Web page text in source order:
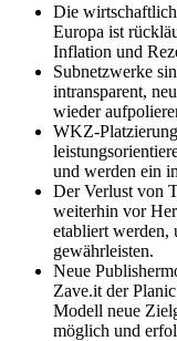
Die
Europa ist
Inflation und
Subnetzwerke
intransparent,
wieder
WKZ-
und werden ein
Der Verlust von
weiterhin vor
etabliert werden,
gewährleisten.
Neue
Zave.it der
Modell neue
möglich und